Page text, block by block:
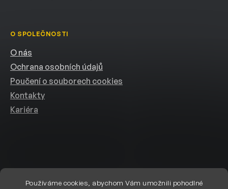
Používáme cookies, abychom Vám umožnili pohodlné
O SPOLEČNOSTI
O nás
Ochrana osobních údajů
Poučení o souborech cookies
Kontakty
Kariéra